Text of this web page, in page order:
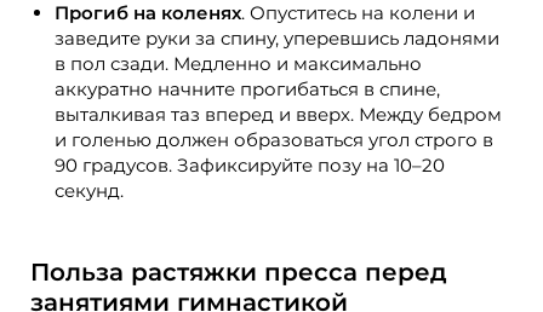
Прогиб на коленях. Опуститесь на колени и
заведите руки за спину, уперевшись ладонями
в пол сзади. Медленно и максимально
аккуратно начните прогибаться в спине,
выталкивая таз вперед и вверх. Между бедром
и голенью должен образоваться угол строго в
90 градусов. Зафиксируйте позу на 10–20
секунд.
Польза растяжки пресса перед
занятиями гимнастикой